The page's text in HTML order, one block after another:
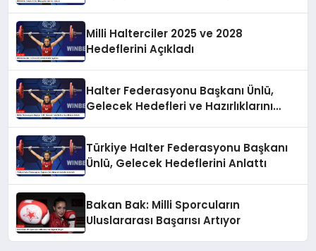
Milli Halterciler 2025 ve 2028
Hedeflerini Açıkladı
Halter Federasyonu Başkanı Ünlü,
Gelecek Hedefleri ve Hazırlıklarını
Türkiye Halter Federasyonu Başkanı
Ünlü, Gelecek Hedeflerini Anlattı
Bakan Bak: Milli Sporcuların
Uluslararası Başarısı Artıyor